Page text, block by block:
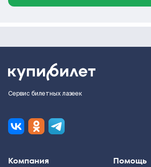
Сервис билетных лазеек
Компания Помощь